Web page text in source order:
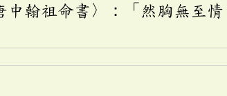
中翰祖命書〉：「然胸無至